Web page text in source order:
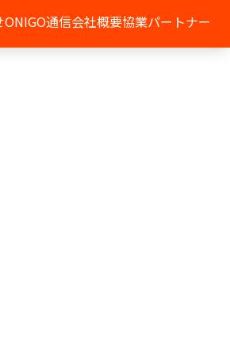
ONIGO通信会社概要協業パートナー